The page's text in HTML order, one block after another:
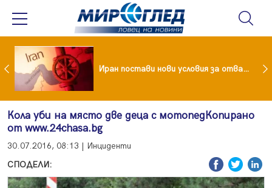
Как кетогенната диета се отразява на някои психични разстройства Иран постави нови условия за отварянето на Ормузкия проток
Кола уби на място две деца с мотопедКопирано
от www.24chasa.bg
30.07.2016, 08:13 | Инциденти
СПОДЕЛИ: